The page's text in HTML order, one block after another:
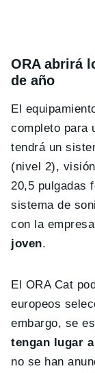
ORA abrirá
de año
El
completo para
tendrá un
(nivel 2),
20,5 pulgadas
sistema de
con la
joven.
El ORA Cat
europeos
embargo, se
tengan lugar
no se han